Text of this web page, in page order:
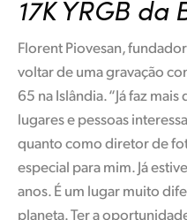
17K YRGB da
Florent Piovesan,
voltar de uma gravação
65 na Islândia. “Já faz
lugares e pessoas
quanto como diretor de
especial para mim. Já
anos. É um lugar muito
planeta. Ter a